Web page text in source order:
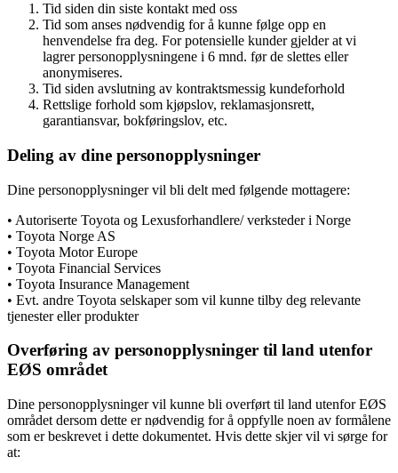
Tid siden din siste kontakt med oss
Tid som anses nødvendig for å kunne følge opp en
henvendelse fra deg. For potensielle kunder gjelder at vi
lagrer personopplysningene i 6 mnd. før de slettes eller
anonymiseres.
Tid siden avslutning av kontraktsmessig kundeforhold
Rettslige forhold som kjøpslov, reklamasjonsrett,
garantiansvar, bokføringslov, etc.
Deling av dine personopplysninger
Dine personopplysninger vil bli delt med følgende mottagere:
• Autoriserte Toyota og Lexusforhandlere/ verksteder i Norge
• Toyota Norge AS
• Toyota Motor Europe
• Toyota Financial Services
• Toyota Insurance Management
• Evt. andre Toyota selskaper som vil kunne tilby deg relevante
tjenester eller produkter
Overføring av personopplysninger til land utenfor
EØS området
Dine personopplysninger vil kunne bli overført til land utenfor EØS
området dersom dette er nødvendig for å oppfylle noen av formålene
som er beskrevet i dette dokumentet. Hvis dette skjer vil vi sørge for
at: